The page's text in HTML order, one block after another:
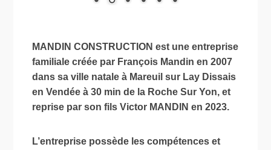
MANDIN CONSTRUCTION est une entreprise
familiale créée par François Mandin en 2007
dans sa ville natale à Mareuil sur Lay Dissais
en Vendée à 30 min de la Roche Sur Yon, et
reprise par son fils Victor MANDIN en 2023.
L’entreprise possède les compétences et